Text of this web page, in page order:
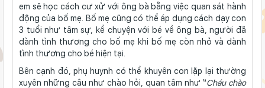
em sẽ học cách cư xử với ông bà bằng việc quan sát hành
động của bố mẹ. Bố mẹ cũng có thể áp dụng cách dạy con
3 tuổi như tâm sự, kể chuyện với bé về ông bà, người đã
dành tình thương cho bố mẹ khi bố mẹ còn nhỏ và dành
tình thương cho bé hiện tại.
Bên cạnh đó, phụ huynh có thể khuyên con lặp lại thường
xuyên những câu như chào hỏi, quan tâm như “Cháu chào